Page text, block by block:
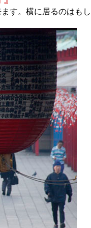
す。横に居るのはも